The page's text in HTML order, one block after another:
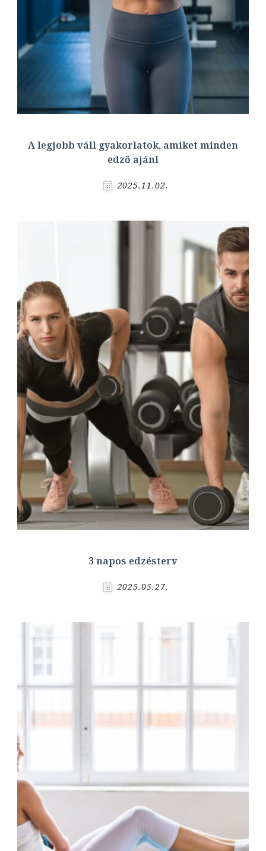
A legjobb váll gyakorlatok, amiket minden
edző ajánl
2025.11.02.
3 napos edzésterv
2025.05.27.